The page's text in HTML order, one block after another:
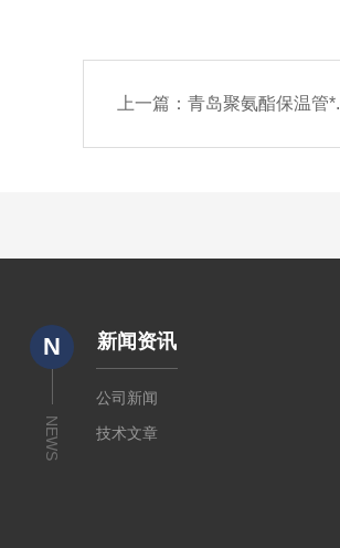
上一篇：青岛聚氨酯保温管*.
N
NEWS
新闻资讯
公司新闻
技术文章